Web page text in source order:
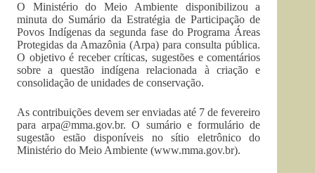
O Ministério do Meio Ambiente disponibilizou a
minuta do Sumário da Estratégia de Participação de
Povos Indígenas da segunda fase do Programa Áreas
Protegidas da Amazônia (Arpa) para consulta pública.
O objetivo é receber críticas, sugestões e comentários
sobre a questão indígena relacionada à criação e
consolidação de unidades de conservação.
As contribuições devem ser enviadas até 7 de fevereiro
paraarpa@mma.gov.br. O sumário e formulário de
sugestão estão disponíveis no sítio eletrônico do
Ministério do Meio Ambiente (www.mma.gov.br).